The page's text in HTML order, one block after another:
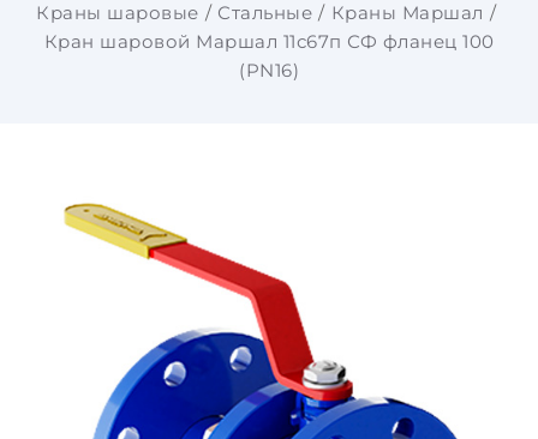
Краны шаровые
Стальные
Краны Маршал
Кран шаровой Маршал 11с67п СФ фланец 100
(PN16)